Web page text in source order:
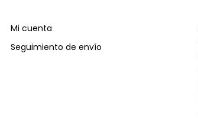
Mi cuenta
Seguimiento de envío